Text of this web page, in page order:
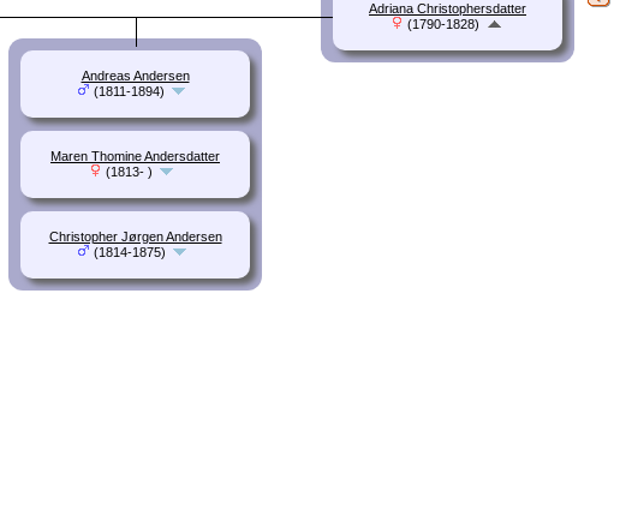
Adriana Christophersdatter
(1790-1828)
Andreas Andersen
(1811-1894)
Maren Thomine Andersdatter
(1813- )
Christopher Jørgen Andersen
(1814-1875)